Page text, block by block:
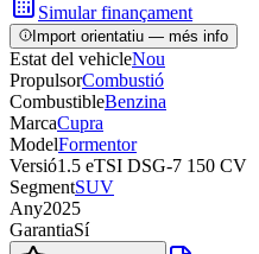
Simular finançament
Import orientatiu — més info
Estat del vehicleNou
PropulsorCombustió
CombustibleBenzina
MarcaCupra
ModelFormentor
Versió1.5 eTSI DSG-7 150 CV
SegmentSUV
Any2025
GarantiaSí